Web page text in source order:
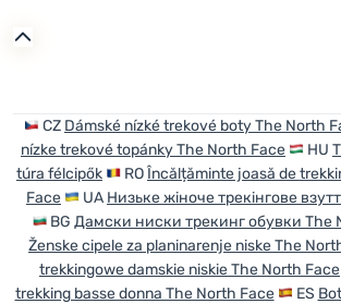
CZ Dámské nízké trekové boty The North
nízke trekové topánky The North Face
HU
túra félcipők
ROÎncălțăminte joasă de
Face
UA Низьке жіноче трекінгове
BG Дамски ниски трекинг обувки The
Ženske cipele za planinarenje niske The
trekkingowe damskie niskie The North Face
trekking basse donna The North Face
ES